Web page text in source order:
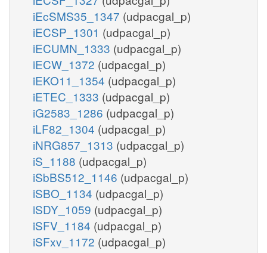
iEcSMS35_1347 (udpacgal_p)
iECSP_1301 (udpacgal_p)
iECUMN_1333 (udpacgal_p)
iECW_1372 (udpacgal_p)
iEKO11_1354 (udpacgal_p)
iETEC_1333 (udpacgal_p)
iG2583_1286 (udpacgal_p)
iLF82_1304 (udpacgal_p)
iNRG857_1313 (udpacgal_p)
iS_1188 (udpacgal_p)
iSbBS512_1146 (udpacgal_p)
iSBO_1134 (udpacgal_p)
iSDY_1059 (udpacgal_p)
iSFV_1184 (udpacgal_p)
iSFxv_1172 (udpacgal_p)